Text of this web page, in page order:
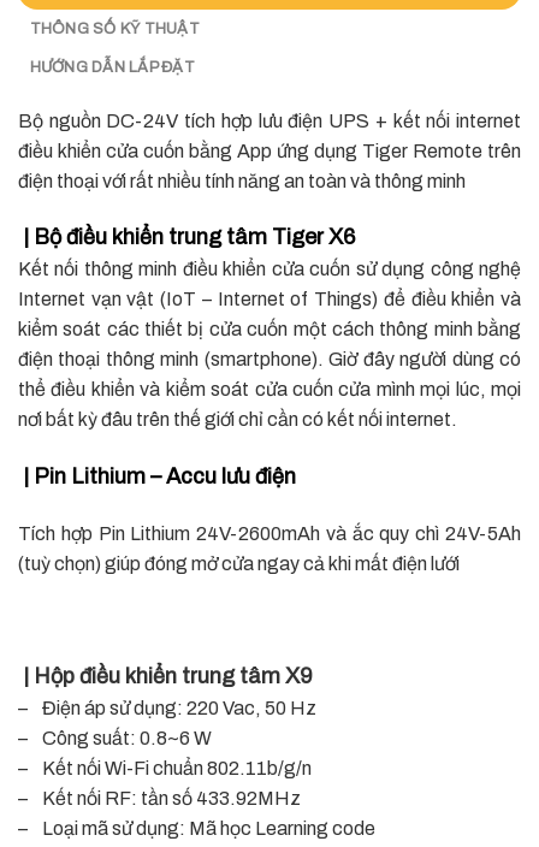
THÔNG SỐ KỸ THUẬT
HƯỚNG DẪN LẮP ĐẶT
Bộ nguồn DC-24V tích hợp lưu điện UPS + kết nối internet
điều khiển cửa cuốn bằng App ứng dụng Tiger Remote trên
điện thoại với rất nhiều tính năng an toàn và thông minh
| Bộ điều khiển trung tâm Tiger X6
Kết nối thông minh điều khiển cửa cuốn sử dụng công nghệ
Internet vạn vật (IoT – Internet of Things) để điều khiển và
kiểm soát các thiết bị cửa cuốn một cách thông minh bằng
điện thoại thông minh (smartphone). Giờ đây người dùng có
thể điều khiển và kiểm soát cửa cuốn cửa mình mọi lúc, mọi
nơi bất kỳ đâu trên thế giới chỉ cần có kết nối internet.
| Pin Lithium – Accu lưu điện
Tích hợp Pin Lithium 24V-2600mAh và ắc quy chì 24V-5Ah
(tuỳ chọn) giúp đóng mở cửa ngay cả khi mất điện lưới
| Hộp điều khiển trung tâm X9
– Điện áp sử dụng: 220 Vac, 50 Hz
– Công suất: 0.8~6 W
– Kết nối Wi-Fi chuẩn 802.11b/g/n
– Kết nối RF: tần số 433.92MHz
– Loại mã sử dụng: Mã học Learning code